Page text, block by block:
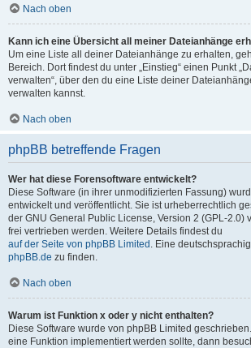
Nach oben
Kann ich eine Übersicht all meiner Dateianhänge
Um eine Liste all deiner Dateianhänge zu erhalten,
Bereich. Dort findest du unter „Einstieg“ einen Punkt
verwalten“, über den du eine Liste deiner
verwalten kannst.
Nach oben
phpBB betreffende Fragen
Wer hat diese Forensoftware entwickelt?
Diese Software (in ihrer unmodifizierten Fassung)
entwickelt und veröffentlicht. Sie ist urheberrechtlich
der GNU General Public License, Version 2 (GPL-2.0)
frei vertrieben werden. Weitere Details findest du
auf der Seite von phpBB Limited . Eine
phpBB.de zu finden.
Nach oben
Warum ist Funktion x oder y nicht enthalten?
Diese Software wurde von phpBB Limited
eine Funktion implementiert werden sollte, dann